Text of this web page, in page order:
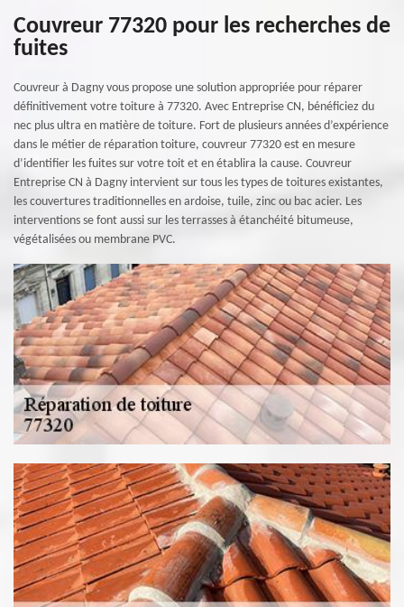
Couvreur 77320 pour les recherches de
fuites
Couvreur à Dagny vous propose une solution appropriée pour réparer
définitivement votre toiture à 77320. Avec Entreprise CN, bénéficiez du
nec plus ultra en matière de toiture. Fort de plusieurs années d’expérience
dans le métier de réparation toiture, couvreur 77320 est en mesure
d’identifier les fuites sur votre toit et en établira la cause. Couvreur
Entreprise CN à Dagny intervient sur tous les types de toitures existantes,
les couvertures traditionnelles en ardoise, tuile, zinc ou bac acier. Les
interventions se font aussi sur les terrasses à étanchéité bitumeuse,
végétalisées ou membrane PVC.